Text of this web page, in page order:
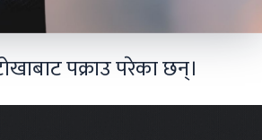
पक्राउ परेका छन्।